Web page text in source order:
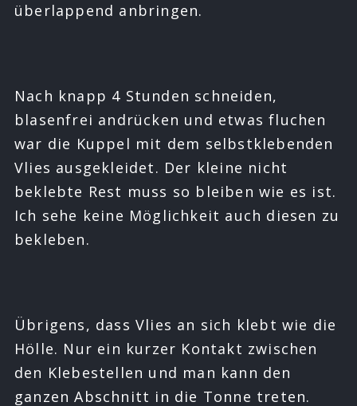
überlappend anbringen.
Nach knapp 4 Stunden schneiden,
blasenfrei andrücken und etwas fluchen
war die Kuppel mit dem selbstklebenden
Vlies ausgekleidet. Der kleine nicht
beklebte Rest muss so bleiben wie es ist.
Ich sehe keine Möglichkeit auch diesen zu
bekleben.
Übrigens, dass Vlies an sich klebt wie die
Hölle. Nur ein kurzer Kontakt zwischen
den Klebestellen und man kann den
ganzen Abschnitt in die Tonne treten.